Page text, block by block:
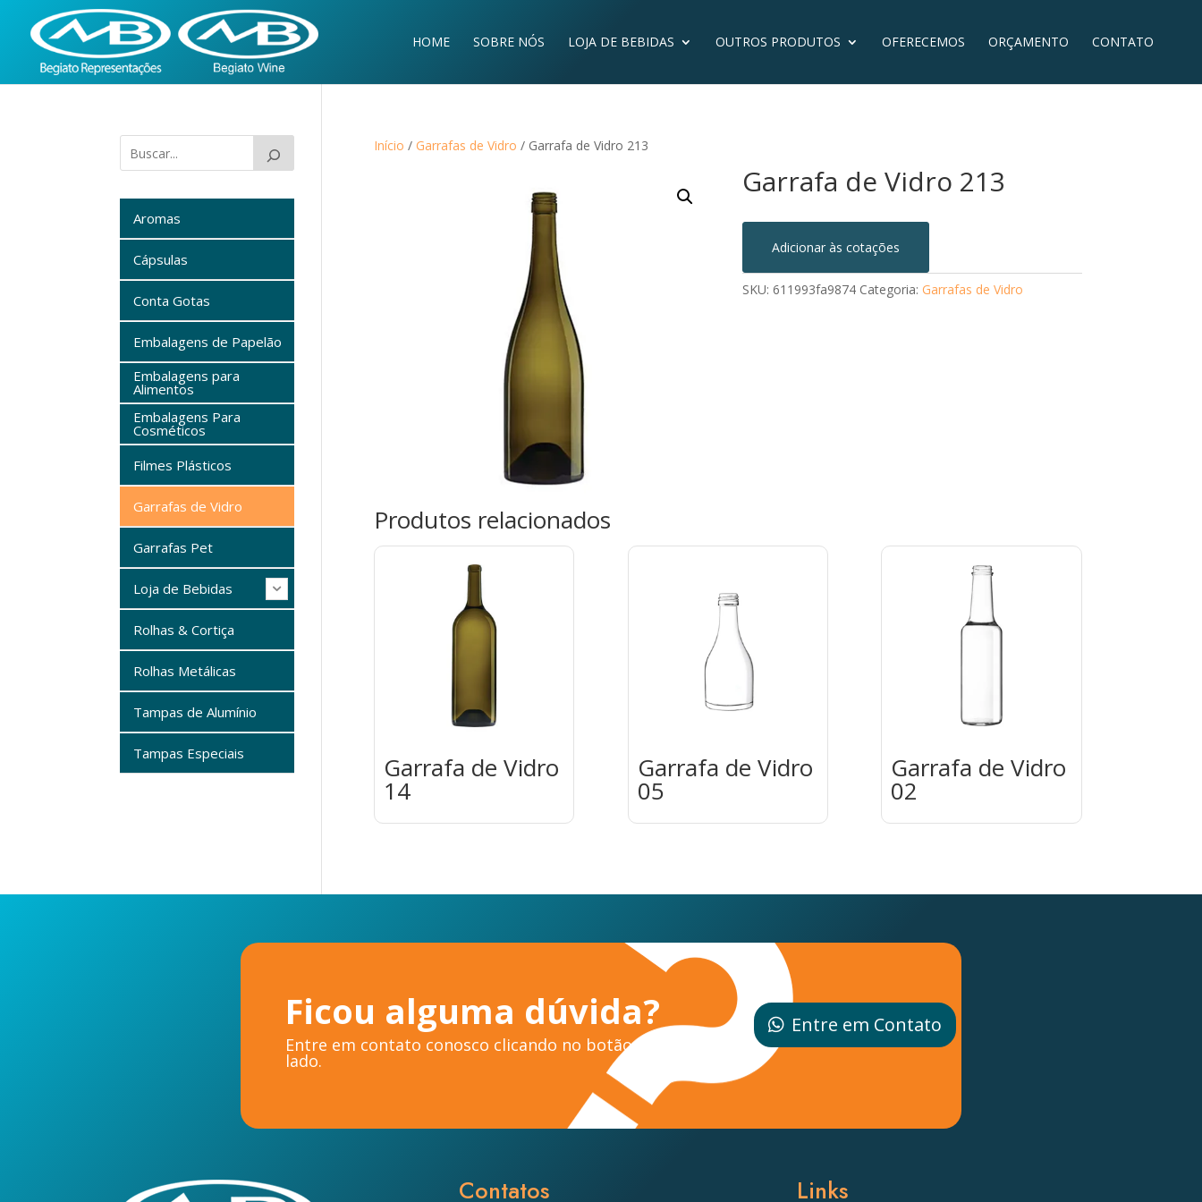
HOME SOBRE NÓS LOJA DE BEBIDAS OUTROS PRODUTOS OFERECEMOS ORÇAMENTO CONTATO
Início / Garrafas de Vidro / Garrafa de Vidro 213
Garrafa de Vidro 213
Adicionar às cotações
SKU: 611993fa9874 Categoria: Garrafas de Vidro
Produtos relacionados
Garrafa de Vidro
14
Garrafa de Vidro
05
Garrafa de Vidro
02
Aromas
Cápsulas
Conta Gotas
Embalagens de Papelão
Embalagens para
Alimentos
Embalagens Para
Cosméticos
Filmes Plásticos
Garrafas de Vidro
Garrafas Pet
Loja de Bebidas
Rolhas & Cortiça
Rolhas Metálicas
Tampas de Alumínio
Tampas Especiais
Ficou alguma dúvida?
Entre em contato conosco clicando no botão ao
lado.
Entre em Contato
Contatos Links